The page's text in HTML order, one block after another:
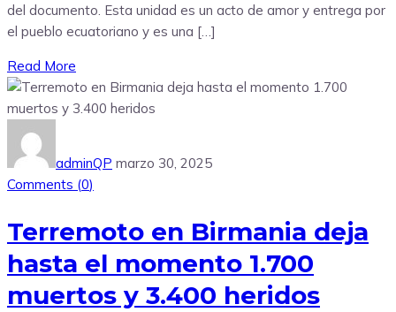
del documento. Esta unidad es un acto de amor y entrega por
el pueblo ecuatoriano y es una […]
Read More
adminQP marzo 30, 2025
Comments (0)
Terremoto en Birmania deja
hasta el momento 1.700
muertos y 3.400 heridos